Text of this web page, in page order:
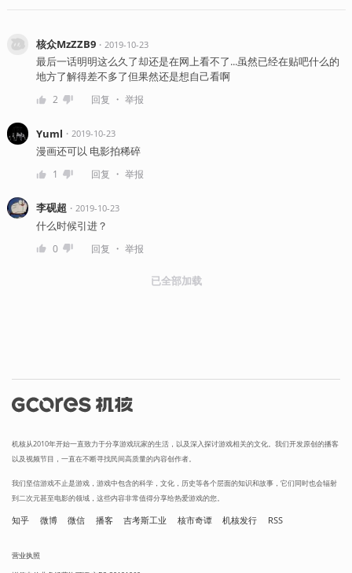
核众MzZZB9・ 2019-10-23
最后一话明明这么久了却还是在网上看不了...虽然已经在贴吧什么的
地方了解得差不多了但果然还是想自己看啊
2 回复 ・ 举报
Yuml ・ 2019-10-23
漫画还可以 电影拍稀碎
1 回复 ・ 举报
李砚超 ・ 2019-10-23
什么时候引进？
0 回复 ・ 举报
已全部加载
机核从2010年开始一直致力于分享游戏玩家的生活，以及深入探讨游戏相关的文化。我们开发原创的播客
以及视频节目，一直在不断寻找民间高质量的内容创作者。
我们坚信游戏不止是游戏，游戏中包含的科学，文化，历史等各个层面的知识和故事，它们同时也会辐射
到二次元甚至电影的领域，这些内容非常值得分享给热爱游戏的您。
知乎 微博 微信 播客 吉考斯工业 核市奇谭 机核发行 RSS
营业执照